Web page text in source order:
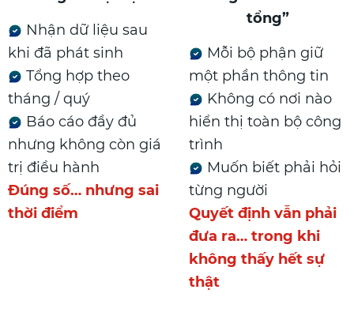
Nhận dữ liệu sau
khi đã phát sinh
Tổng hợp theo
tháng / quý
Báo cáo đầy đủ
nhưng không còn giá
trị điều hành
Đúng số… nhưng sai
thời điểm
tổng”
Mỗi bộ phận giữ
một phần thông tin
Không có nơi nào
hiển thị toàn bộ công
trình
Muốn biết phải hỏi
từng người
Quyết định vẫn phải
đưa ra… trong khi
không thấy hết sự
thật